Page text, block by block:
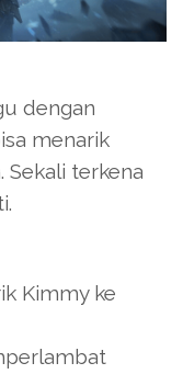
dengan
menarik
Sekali terkena
Kimmy ke